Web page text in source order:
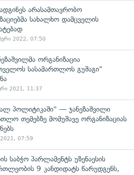
არასამთავრობო
სახალხო დამცველის
2022, 07:50
ორგანიზაცია
სასამართლოს გუშაგი"
2021, 11:37
პოლიტიკაში" — ჯანეზაშვილი
თემებზე მომუშავე ორგანიზაციას
2021, 07:59
საბჭო პარლამენტს უზენაესის
9 კანდიდატს წარუდგენს,